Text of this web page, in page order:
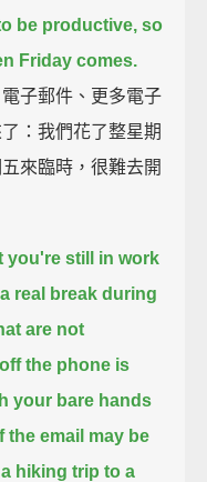
be productive, so
Friday comes.
子郵件、更多電子
：我們花了整星期
來臨時，很難去開
you're still in work
real break during
are not
the phone is
your bare hands
the email may be
hiking trip to a